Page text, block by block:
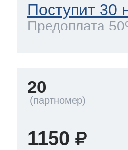
холод.камер
Поступит 30
Предоплата
20
1150